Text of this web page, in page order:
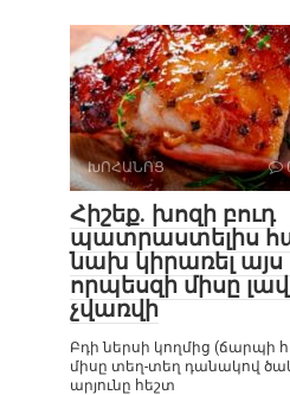
ԽՈՀԱՆՈՑ
Հիշեք. խոզի բուդ
պատրաստելիս
նախ կիրառել
որպեսզի միսը
չվառվի
Բդի ներսի կողմից (ճարպի
միսը տեղ-տեղ դանակով
արյունը հեշտ